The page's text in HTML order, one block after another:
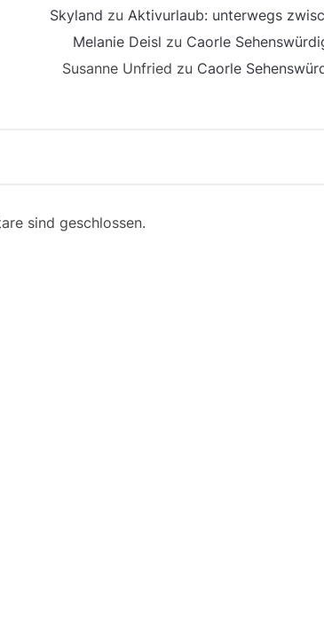
Skyland zu Aktivurlaub: unterwegs
Melanie Deisl zu Caorle
Susanne Unfried zu Caorle
sind geschlossen.